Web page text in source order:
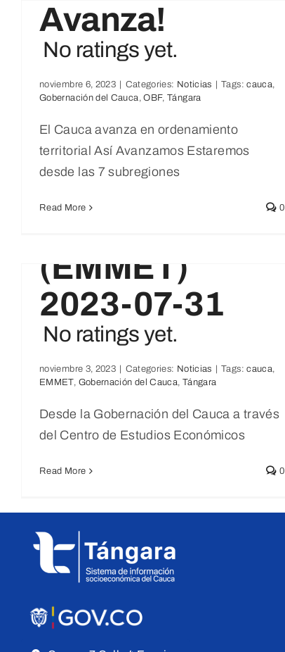
Avanza!
No ratings yet.
noviembre 6, 2023 | Categories: Noticias | Tags:cauca,
Gobernación del Cauca,OBF,Tángara
El Cauca avanza en ordenamiento
territorial Así Avanzamos Estaremos
desde las 7 subregiones
Read More 0
Micay No ratings yet.
INFORME
MANUFACTUR
ERO CON
ENFOQUE
(EMMET)
2023-07-31
No ratings yet.
noviembre 3, 2023 | Categories: Noticias | Tags:cauca,
EMMET, Gobernación del Cauca, Tángara
Desde la Gobernación del Cauca a través
del Centro de Estudios Económicos
Read More 0
Informe Final De
Caracterización (OBF)
No ratings yet.
Noticias